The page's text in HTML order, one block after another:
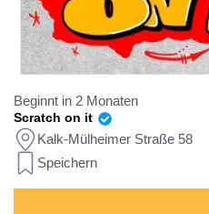
Beginnt in 2 Monaten
Scratch on it
Kalk-Mülheimer Straße 58
Speichern